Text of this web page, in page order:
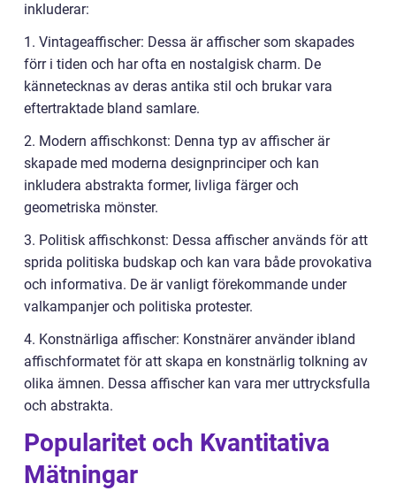
inkluderar:
1. Vintageaffischer: Dessa är affischer som skapades
förr i tiden och har ofta en nostalgisk charm. De
kännetecknas av deras antika stil och brukar vara
eftertraktade bland samlare.
2. Modern affischkonst: Denna typ av affischer är
skapade med moderna designprinciper och kan
inkludera abstrakta former, livliga färger och
geometriska mönster.
3. Politisk affischkonst: Dessa affischer används för att
sprida politiska budskap och kan vara både provokativa
och informativa. De är vanligt förekommande under
valkampanjer och politiska protester.
4. Konstnärliga affischer: Konstnärer använder ibland
affischformatet för att skapa en konstnärlig tolkning av
olika ämnen. Dessa affischer kan vara mer uttrycksfulla
och abstrakta.
Popularitet och Kvantitativa
Mätningar